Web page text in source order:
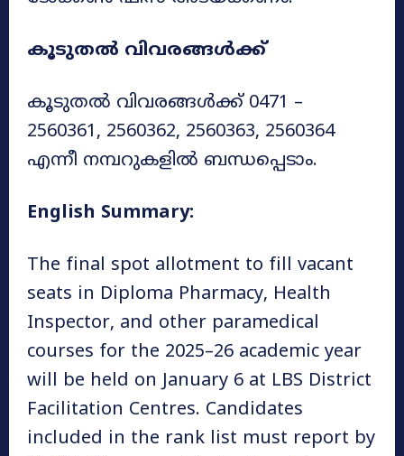
കൂടുതൽ വിവരങ്ങൾക്ക്
കൂടുതൽ വിവരങ്ങൾക്ക് 0471 –
2560361, 2560362, 2560363, 2560364
എന്നീ നമ്പറുകളിൽ ബന്ധപ്പെടാം.
English Summary:
The final spot allotment to fill vacant
seats in Diploma Pharmacy, Health
Inspector, and other paramedical
courses for the 2025–26 academic year
will be held on January 6 at LBS District
Facilitation Centres. Candidates
included in the rank list must report by